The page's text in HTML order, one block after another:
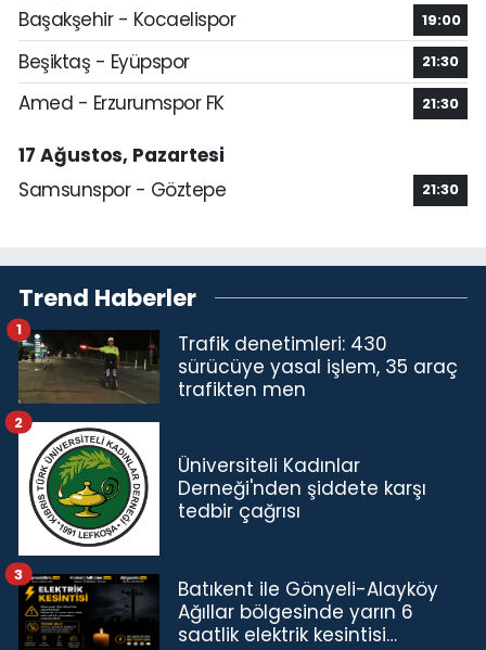
Başakşehir - Kocaelispor
19:00
Beşiktaş - Eyüpspor 21:30
Amed - Erzurumspor FK 21:30
17 Ağustos, Pazartesi
Samsunspor - Göztepe
21:30
Trend Haberler
Trafik denetimleri: 430
sürücüye yasal işlem, 35 araç
trafikten men
1
Üniversiteli Kadınlar
Derneği'nden şiddete karşı
tedbir çağrısı
2
Batıkent ile Gönyeli-Alayköy
Ağıllar bölgesinde yarın 6
saatlik elektrik kesintisi…
3